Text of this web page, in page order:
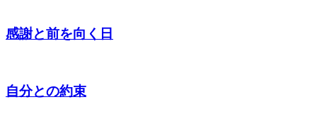
感謝と前を向く日
自分との約束